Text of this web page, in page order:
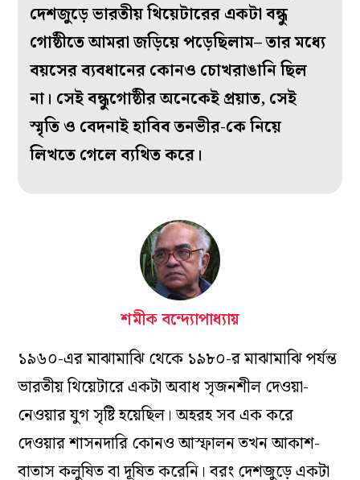
দেশজুড়ে ভারতীয় থিয়েটারের একটা বন্ধু
গোষ্ঠীতে আমরা জড়িয়ে পড়েছিলাম– তার মধ্যে
বয়সের ব্যবধানের কোনও চোখরাঙানি ছিল
না। সেই বন্ধুগোষ্ঠীর অনেকেই প্রয়াত, সেই
স্মৃতি ও বেদনাই হাবিব তনভীর-কে নিয়ে
লিখতে গেলে ব্যথিত করে।
শমীক বন্দ্যোপাধ্যায়
১৯৬০-এর মাঝামাঝি থেকে ১৯৮০-র মাঝামাঝি পর্যন্ত
ভারতীয় থিয়েটারে একটা অবাধ সৃজনশীল দেওয়া-
নেওয়ার যুগ সৃষ্টি হয়েছিল। অহরহ সব এক করে
দেওয়ার শাসনদারি কোনও আস্ফালন তখন আকাশ-
বাতাস কলুষিত বা দূষিত করেনি। বরং দেশজুড়ে একটা